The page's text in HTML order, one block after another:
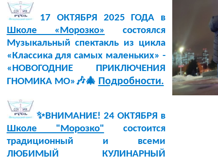
17 ОКТЯБРЯ 2025 ГОДА в
Школе «Морозко»
состоялся
Музыкальный спектакль из цикла
«Классика для самых маленьких» -
«НОВОГОДНИЕ ПРИКЛЮЧЕНИЯ
ГНОМИКА МО»🎶🎄 Подробности.
✨ВНИМАНИЕ! 24 ОКТЯБРЯ в
Школе "Морозко" состоится
традиционный и всеми
ЛЮБИМЫЙ КУЛИНАРНЫЙ